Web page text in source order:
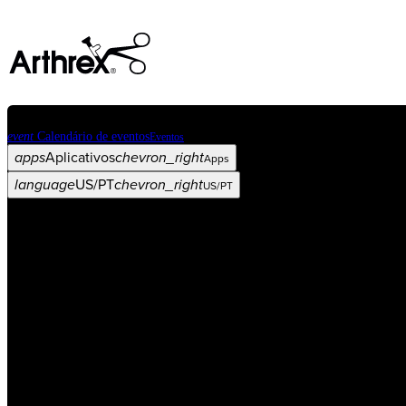
event Calendário de eventosEventos
appsAplicativoschevron_rightApps
languageUS/PTchevron_rightUS/PT